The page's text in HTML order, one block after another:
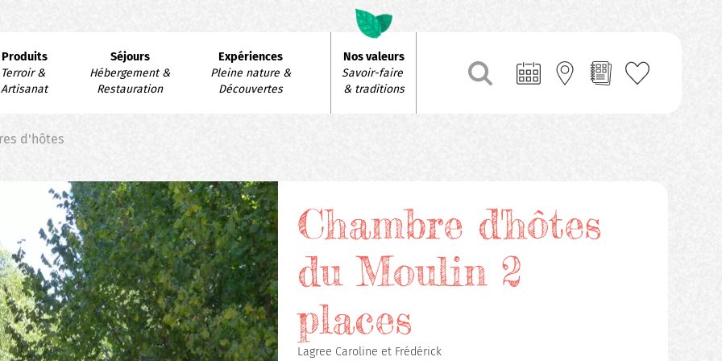
Navigation
principale
Produits
Terroir &
Artisanat
Séjours
Hébergement &
Restauration
Expériences
Pleine nature &
Découvertes
Nos valeurs
Savoir-faire
& traditions
d'hôtes
Chambre d'hôtes
du Moulin 2
places
Lagree Caroline et Frédérick